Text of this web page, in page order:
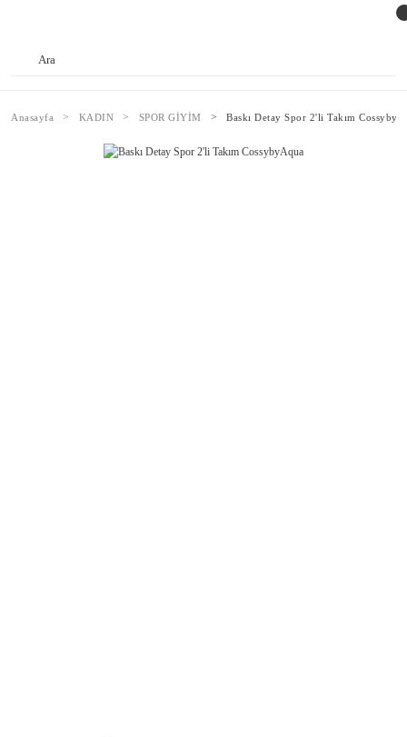
Anasayfa KADIN SPOR GİYİM Baskı Detay Spor 2'li Takım